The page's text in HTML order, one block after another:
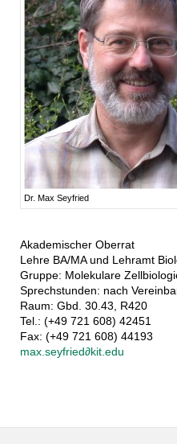
Dr. Max Seyfried
Akademischer Oberrat
Lehre BA/MA und Lehramt
Gruppe: Molekulare
Sprechstunden: nach
Raum: Gbd. 30.43, R420
Tel.: (+49 721 608) 42451
Fax: (+49 721 608) 44193
max.seyfried∂kit.edu